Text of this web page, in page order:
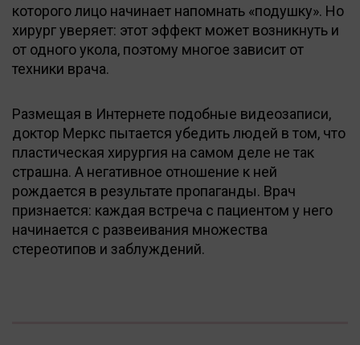
которого лицо начинает напомнать «подушку». Но
хирург уверяет: этот эффект может возникнуть и
от одного укола, поэтому многое зависит от
техники врача.
Размещая в Интернете подобные видеозаписи,
доктор Меркс пытается убедить людей в том, что
пластическая хирургия на самом деле не так
страшна. А негативное отношение к ней
рождается в результате пропаганды. Врач
признается: каждая встреча с пациентом у него
начинается с развеивания множества
стереотипов и заблуждений.